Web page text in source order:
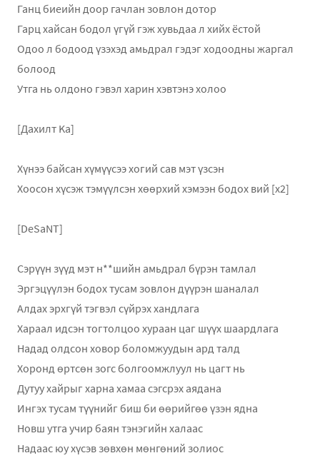
Ганц биеийн доор гачлан зовлон дотор
Гарц хайсан бодол үгүй гэж хувьдаа л хийх ёстой
Одоо л бодоод үзэхэд амьдрал гэдэг ходоодны жаргал
болоод
Утга нь олдоно гэвэл харин хэвтэнэ холоо
[Дахилт Ka]
Хүнээ байсан хүмүүсээ хогий сав мэт үзсэн
Хоосон хүсэж тэмүүлсэн хөөрхий хэмээн бодох вий [x2]
[DeSaNT]
Сэрүүн зүүд мэт н**шийн амьдрал бүрэн тамлал
Эргэцүүлэн бодох тусам зовлон дүүрэн шаналал
Алдах эрхгүй тэгвэл сүйрэх хандлага
Хараал идсэн тогтолцоо хураан цаг шүүх шаардлага
Надад олдсон ховор боломжуудын ард талд
Хоронд өртсөн зогс болгоомжлуул нь цагт нь
Дутуу хайрыг харна хамаа сэгсрэх аядана
Ингэх тусам түүнийг биш би өөрийгөө үзэн ядна
Новш утга учир баян тэнэгийн халаас
Надаас юу хүсэв зөвхөн мөнгөний золиос